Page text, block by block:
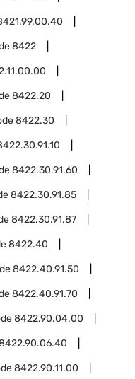
8422
8422.20
8422.30
8422.30.91.60
8422.30.91.85
8422.30.91.87
8422.40
8422.40.91.50
8422.40.91.70
8422.90.04.00
8422.90.11.00